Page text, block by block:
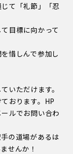
て「礼節」「忍
目標に向かって
惜しんで参加し
いただけます。
おります。HP
ルでお問い合わ
の道場があるは
せんか！